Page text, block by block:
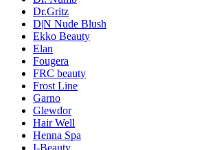
Dr.Gritz
D|N Nude Blush
Ekko Beauty
Elan
Fougera
FRC beauty
Frost Line
Garno
Glewdor
Hair Well
Henna Spa
I-Beauty